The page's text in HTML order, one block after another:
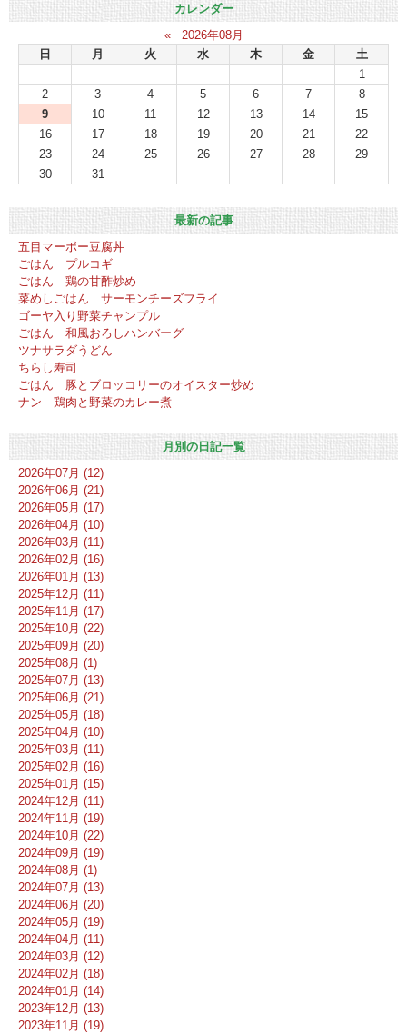
カレンダー
«
2026年08月
日
月 火 水 木 金
土
1
2
3 4 5 6 7
8
9
10 11 12 13 14
15
16
17 18 19 20 21
22
23
24 25 26 27 28
29
30
31
最新の記事
五目マーボー豆腐丼
ごはん プルコギ
ごはん 鶏の甘酢炒め
菜めしごはん サーモンチーズフライ
ゴーヤ入り野菜チャンプル
ごはん 和風おろしハンバーグ
ツナサラダうどん
ちらし寿司
ごはん 豚とブロッコリーのオイスター炒め
ナン 鶏肉と野菜のカレー煮
月別の日記一覧
2026年07月 (12)
2026年06月 (21)
2026年05月 (17)
2026年04月 (10)
2026年03月 (11)
2026年02月 (16)
2026年01月 (13)
2025年12月 (11)
2025年11月 (17)
2025年10月 (22)
2025年09月 (20)
2025年08月 (1)
2025年07月 (13)
2025年06月 (21)
2025年05月 (18)
2025年04月 (10)
2025年03月 (11)
2025年02月 (16)
2025年01月 (15)
2024年12月 (11)
2024年11月 (19)
2024年10月 (22)
2024年09月 (19)
2024年08月 (1)
2024年07月 (13)
2024年06月 (20)
2024年05月 (19)
2024年04月 (11)
2024年03月 (12)
2024年02月 (18)
2024年01月 (14)
2023年12月 (13)
2023年11月 (19)